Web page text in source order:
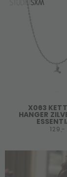
X063
HANGER
129,-